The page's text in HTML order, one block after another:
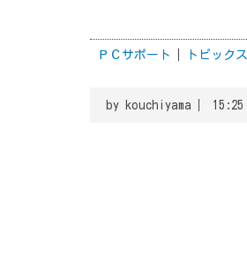
ＰＣサポート トピックス
by kouchiyama 15:25